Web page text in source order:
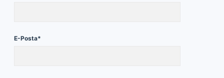
E-Posta*